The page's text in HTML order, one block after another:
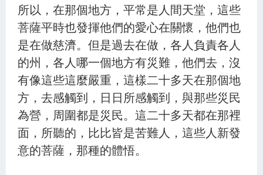
所以，在那個地方，平常是人間天堂，這些
菩薩平時也發揮他們的愛心在關懷，他們也
是在做慈濟。但是過去在做，各人負責各人
的州，各人哪一個地方有災難，他們去，沒
有像這些這麼嚴重，這樣二十多天在那個地
方，去感觸到，日日所感觸到，與那些災民
為營，周圍都是災民。這二十多天都在那裡
面，所聽的，比比皆是苦難人，這些人新發
意的菩薩，那種的體悟。